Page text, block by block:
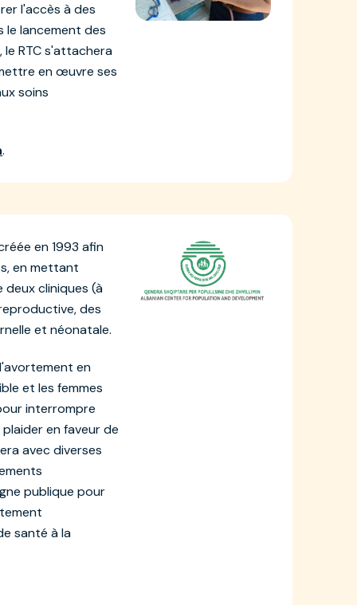
l'accès à des
le lancement des
le RTC s'attachera
en œuvre ses
soins
.
en 1993 afin
en mettant
cliniques (à
des
et néonatale.
en
et les femmes
interrompre
plaider en faveur de
avec diverses
publique pour
santé à la